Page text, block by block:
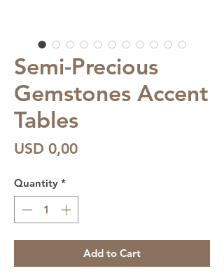
Semi-Precious
Gemstones Accent
Tables
USD 0,00Price
Quantity *
Add to Cart